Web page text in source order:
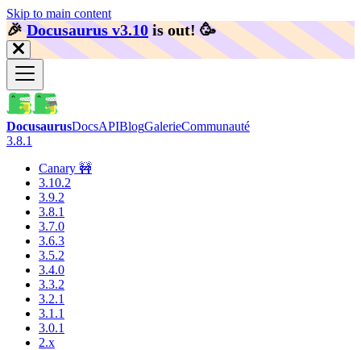
Skip to main content
🎉️Docusaurus v3.10 is out! 🥳️
DocusaurusDocsAPIBlogGalerieCommunauté
3.8.1
Canary 🚧
3.10.2
3.9.2
3.8.1
3.7.0
3.6.3
3.5.2
3.4.0
3.3.2
3.2.1
3.1.1
3.0.1
2.x